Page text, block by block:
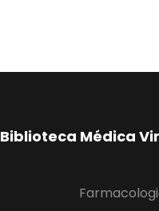
Biblioteca Médica